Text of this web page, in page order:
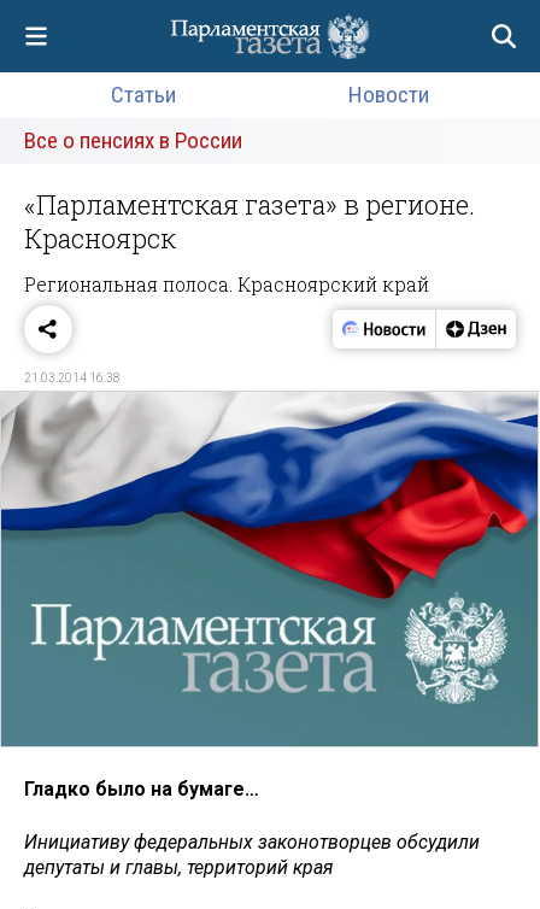
Статьи
Новости
Все о пенсиях в России
«Парламентская газета» в регионе.
Красноярск
Региональная полоса. Красноярский край
21.03.2014 16:38
Гладко было на бумаге…
Инициативу федеральных законотворцев обсудили
депутаты и главы, территорий края